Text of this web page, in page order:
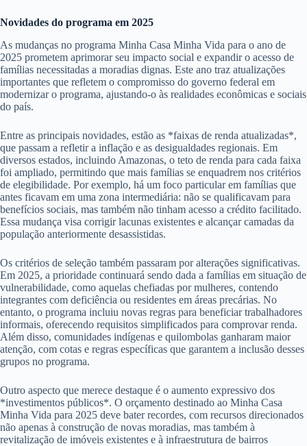
Novidades do programa em 2025
As mudanças no programa Minha Casa Minha Vida para o ano de
2025 prometem aprimorar seu impacto social e expandir o acesso de
famílias necessitadas a moradias dignas. Este ano traz atualizações
importantes que refletem o compromisso do governo federal em
modernizar o programa, ajustando-o às realidades econômicas e sociais
do país.
Entre as principais novidades, estão as *faixas de renda atualizadas*,
que passam a refletir a inflação e as desigualdades regionais. Em
diversos estados, incluindo Amazonas, o teto de renda para cada faixa
foi ampliado, permitindo que mais famílias se enquadrem nos critérios
de elegibilidade. Por exemplo, há um foco particular em famílias que
antes ficavam em uma zona intermediária: não se qualificavam para
benefícios sociais, mas também não tinham acesso a crédito facilitado.
Essa mudança visa corrigir lacunas existentes e alcançar camadas da
população anteriormente desassistidas.
Os critérios de seleção também passaram por alterações significativas.
Em 2025, a prioridade continuará sendo dada a famílias em situação de
vulnerabilidade, como aquelas chefiadas por mulheres, contendo
integrantes com deficiência ou residentes em áreas precárias. No
entanto, o programa incluiu novas regras para beneficiar trabalhadores
informais, oferecendo requisitos simplificados para comprovar renda.
Além disso, comunidades indígenas e quilombolas ganharam maior
atenção, com cotas e regras específicas que garantem a inclusão desses
grupos no programa.
Outro aspecto que merece destaque é o aumento expressivo dos
*investimentos públicos*. O orçamento destinado ao Minha Casa
Minha Vida para 2025 deve bater recordes, com recursos direcionados
não apenas à construção de novas moradias, mas também à
revitalização de imóveis existentes e à infraestrutura de bairros